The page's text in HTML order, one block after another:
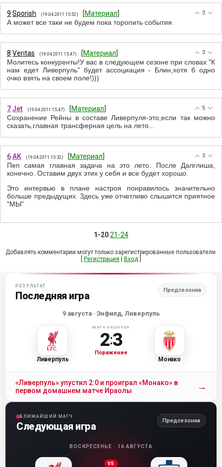
3
9 Sporish (19.04.2011 15:52) [Материал
А может все таки не будем пока торопить события.
3
8 Veritas (19.04.2011 15:47) [Материал
Молитесь конкуренты!У вас в следующем сезоне при словах "К
нам едет Ливерпуль" будет ассоциация - Блин,хотя б одно
очко взять на своем поле!)))
5
7Jet (19.04.2011 15:47) [Материал
Сохранение Рейны в составе Ливерпуля-это,если так можно
сказать,главная трансферная цель на лето...
3
6AK (19.04.2011 15:32) [Материал
Пеп самая главная задача на это лето. После Далглиша,
конечно. Оставим двух этих у себя и все будет хорошо.
Это интервью в плане настроя понравилось значительно
больше предыдущих. Здесь уже отчетливо слышится приятное
"МЫ"
1-2021-24
Добавлять комментарии могут только зарегистрированные пользователи.
Регистрация Вход
РЕЗУЛЬТАТ
Последняя игра Предсезонка
9 августа· Энфилд, Ливерпуль
Ливерпуль
МАТЧ ОКОНЧЕН
2:3
Поражение
Монако
«Ливерпуль» упустил 2:0 и проиграл «Монако» в
первом домашнем матче Ираолы
→
БЛИЖАЙШИЙ МАТЧ
Следующая игра Предсезонка
ВОСКРЕСЕНЬЕ · 16 АВГУСТА
VS